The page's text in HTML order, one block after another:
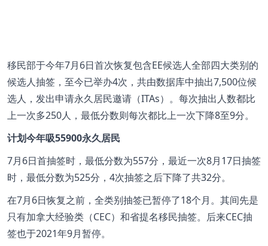
移民部于今年7月6日首次恢复包含EE候选人全部四大类别的
候选人抽签，至今已举办4次，共由数据库中抽出7,500位候
选人，发出申请永久居民邀请（ITAs）。每次抽出人数都比
上一次多250人，最低分数则每次都比上一次下降8至9分。
计划今年吸55900永久居民
7月6日首抽签时，最低分数为557分，最近一次8月17日抽签
时，最低分数为525分，4次抽签之后下降了共32分。
在7月6日恢复之前，全类别抽签已暂停了18个月。其间先是
只有加拿大经验类（CEC）和省提名移民抽签。后来CEC抽
签也于2021年9月暂停。